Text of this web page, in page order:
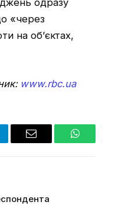
«через
на об’єктах,
www.rbc.ua
Email WhatsApp